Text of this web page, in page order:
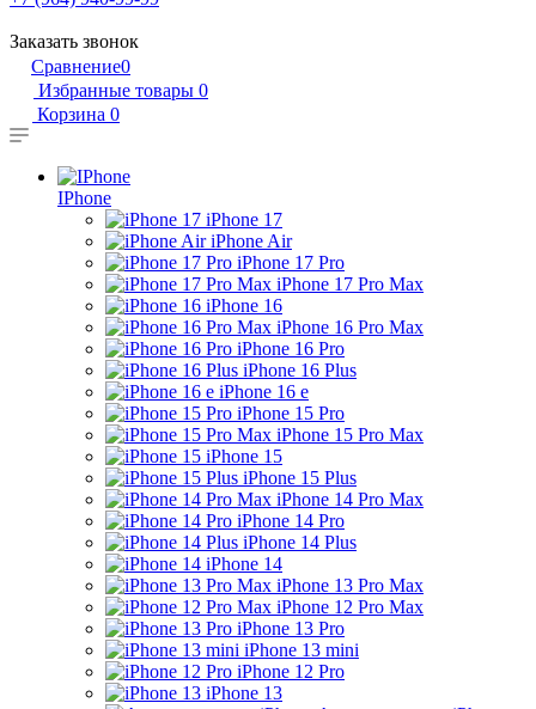
Заказать звонок
Сравнение0
Избранные товары 0
Корзина 0
IPhone
iPhone 17
iPhone Air
iPhone 17 Pro
iPhone 17 Pro Max
iPhone 16
iPhone 16 Pro Max
iPhone 16 Pro
iPhone 16 Plus
iPhone 16 e
iPhone 15 Pro
iPhone 15 Pro Max
iPhone 15
iPhone 15 Plus
iPhone 14 Pro Max
iPhone 14 Pro
iPhone 14 Plus
iPhone 14
iPhone 13 Pro Max
iPhone 12 Pro Max
iPhone 13 Pro
iPhone 13 mini
iPhone 12 Pro
iPhone 13